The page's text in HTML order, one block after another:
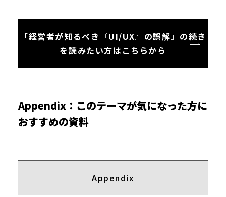
「経営者が知るべき『UI/UX』の誤解」の続き
を読みたい方はこちらから
Appendix：このテーマが気になった方に
おすすめの資料
Appendix